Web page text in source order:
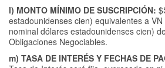
l) MONTO MÍNIMO DE SUSCRIPCIÓN:
estadounidenses cien) equivalentes a
nominal dólares estadounidenses cien)
Obligaciones Negociables.
m) TASA DE INTERÉS Y FECHAS DE